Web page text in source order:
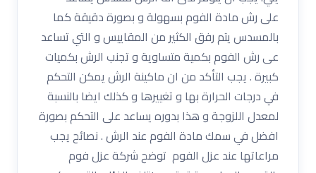
على رش مادة الفوم بسهولة و بصورة دقيقة كما
بالمسدس يتم رفق الكثير من المقاييس و التي تساعد
عى رش الفوم بكمية متساوية و تجنب الرش بكميات
كبيرة . يجب التأكد من ان ماكينة الرش يمكن التحكم
في درجات الحرارة بها و تغييرها و كذلك ايضا بالنسبة
لمعدل اللزوجة و هذا بدوره يساعد على التحكم بصورة
افضل في سمك مادة الفوم عند الرش . نصائح يجب
مراعاتها عند عزل الفوم توضح شركة عزل فوم